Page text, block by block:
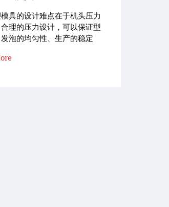
具的设计难点在于机头压力
理的压力设计，可以保证型
泡的均匀性、生产的稳定
具：结皮发泡模具、共挤发